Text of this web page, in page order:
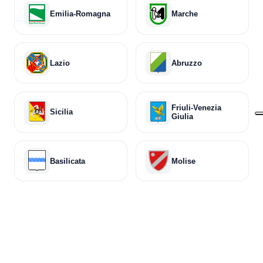
Emilia-Romagna Marche
Lazio Abruzzo
Sicilia
Friuli-Venezia
Giulia
Basilicata Molise